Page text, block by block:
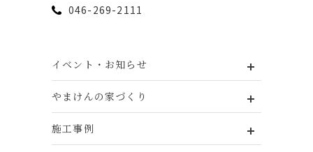
046-269-2111
イベント・お知らせ
やまけんの家づくり
施工事例